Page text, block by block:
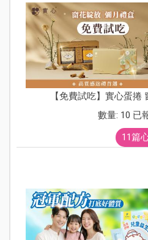
【免費試吃】實心蛋捲
數量: 10 已
11篇